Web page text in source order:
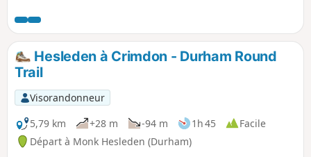
villages de l'est de Durham, reliant l'église St Mary's à
Hesleden à All Saint's à Wingate.
Hesleden à Crimdon - Durham Round
Trail
Visorandonneur
5,79 km
+28 m -94 m 1h 45
Facile
Départ à Monk Hesleden (Durham)